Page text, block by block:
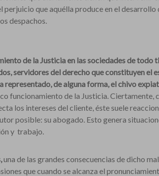
perjuicio que aquélla produce en el desarrollo
despachos.
de la Justicia en las sociedades de todo
servidores del derecho que constituyen el
representado, de alguna forma, el chivo
funcionamiento de la Justicia. Ciertamente,
los intereses del cliente, éste suele
posible: su abogado. Esto genera
y trabajo.
una de las grandes consecuencias de dicho
que cuando se alcanza el